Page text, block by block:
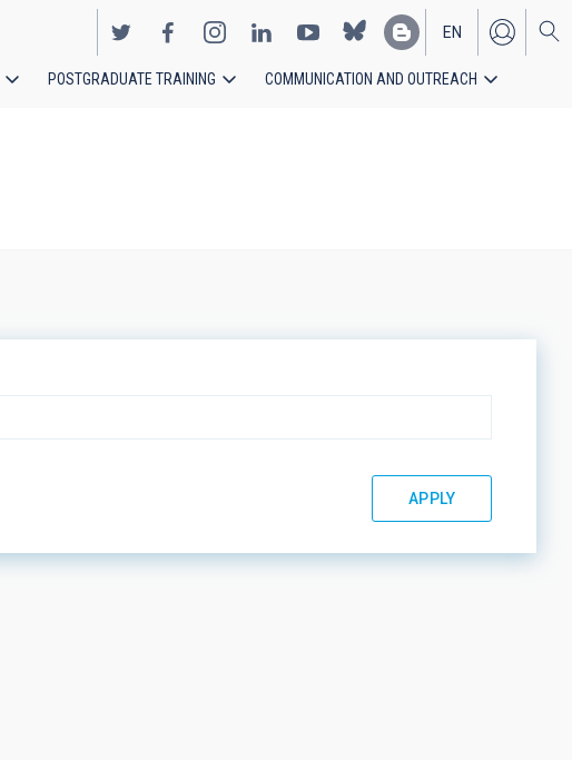
EN
ES
POSTGRADUATE TRAINING COMMUNICATION AND OUTREACH